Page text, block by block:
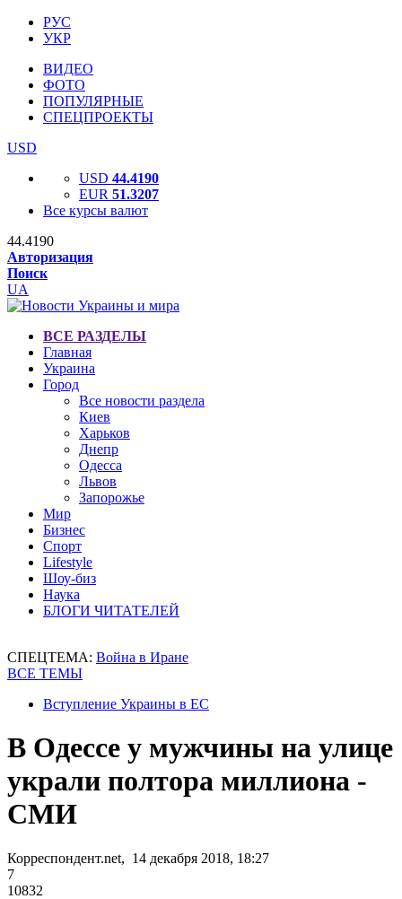
РУС
УКР
ВИДЕО
ФОТО
ПОПУЛЯРНЫЕ
СПЕЦПРОЕКТЫ
USD
USD 44.4190
EUR 51.3207
Все курсы валют
44.4190
Авторизация
Поиск
UA
ВСЕ РАЗДЕЛЫ
Главная
Украина
Город
Все новости раздела
Киев
Харьков
Днепр
Одесса
Львов
Запорожье
Мир
Бизнес
Спорт
Lifestyle
Шоу-биз
Наука
БЛОГИ ЧИТАТЕЛЕЙ
СПЕЦТЕМА: Война в Иране
ВСЕ ТЕМЫ
Вступление Украины в ЕС
В Одессе у мужчины на улице
украли полтора миллиона -
СМИ
Корреспондент.net, 14 декабря 2018, 18:27
7
10832